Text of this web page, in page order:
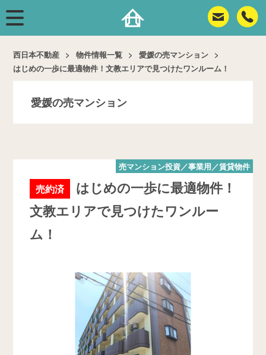
西日本不動産 物件情報一覧
愛媛の売マンション
はじめの一歩に最適物件！文教エリアで見つけたワンルーム！
愛媛の売マンション
売マンション投資／事業用／賃貸物件
売約済
はじめの一歩に最適物件！
文教エリアで見つけたワンルー
ム！